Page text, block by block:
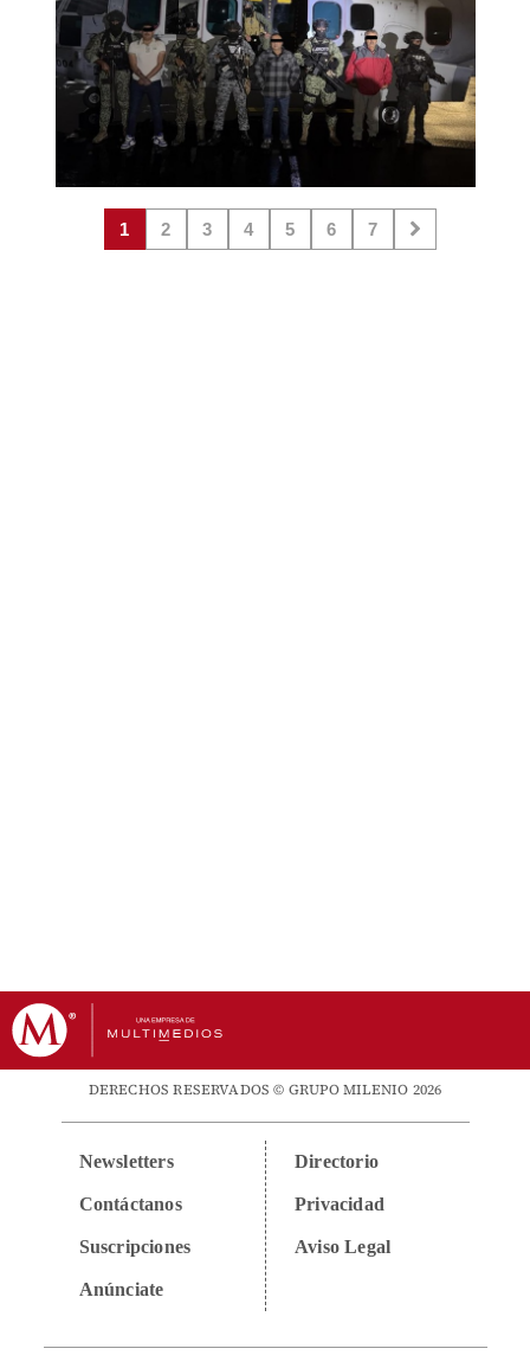
1 2 3 4 5 6 7
DERECHOS RESERVADOS © GRUPO MILENIO 2026
Newsletters
Contáctanos
Suscripciones
Anúnciate
Directorio
Privacidad
Aviso Legal